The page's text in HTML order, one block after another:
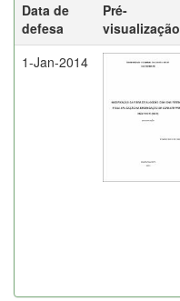
Data de
defesa
Pré-
visualização
1-Jan-2014